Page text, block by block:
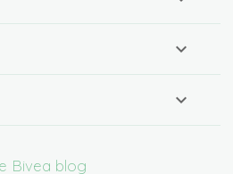
Bivea blog